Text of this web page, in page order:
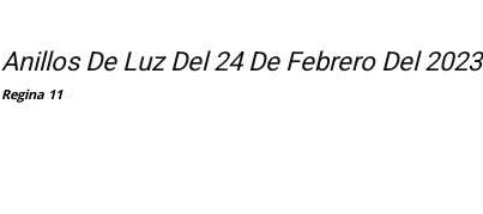
Anillos De Luz Del 24 De Febrero Del 2023
Regina 11